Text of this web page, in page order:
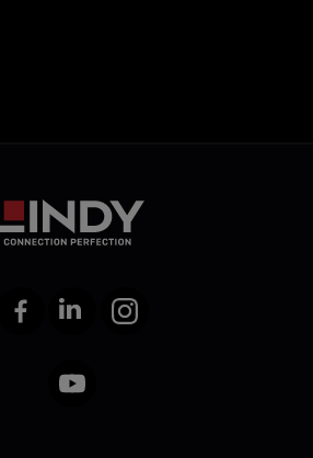
FacebookLinkedIn Instagram
YouTube